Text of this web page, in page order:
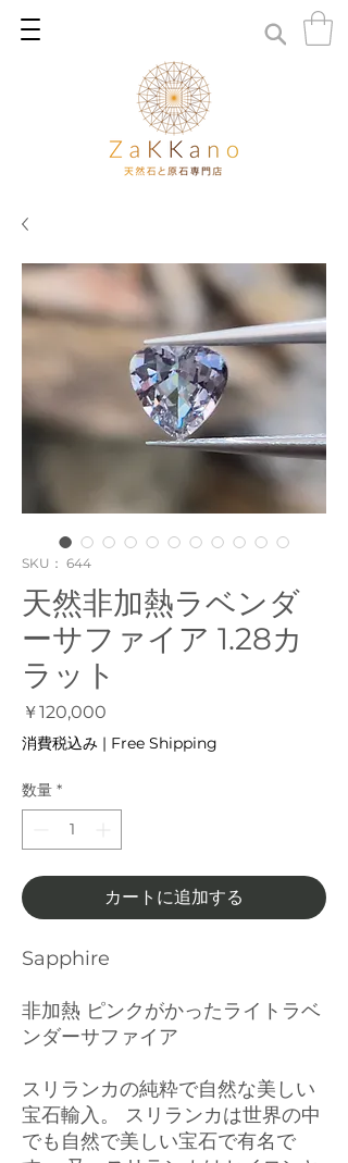
SKU： 644
天然非加熱ラベンダ
ーサファイア 1.28カ
ラット
￥120,000
格
消費税込み | Free Shipping
数量 *
カートに追加する
Sapphire
非加熱 ピンクがかったライトラベ
ンダーサファイア
スリランカの純粋で自然な美しい
宝石輸入。 スリランカは世界の中
でも自然で美しい宝石で有名で